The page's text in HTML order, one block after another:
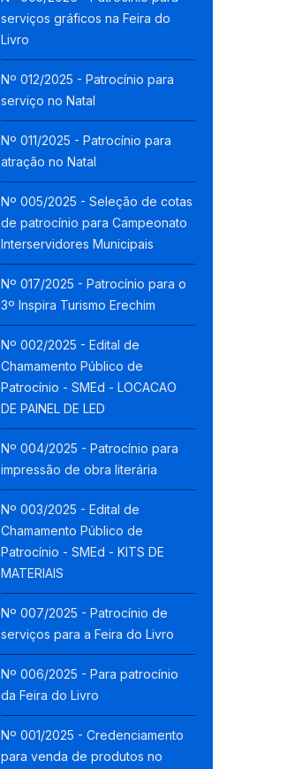
serviços gráficos na Feira do
Livro
Nº 012/2025 - Patrocínio para
serviço no Natal
Nº 011/2025 - Patrocínio para
atração no Natal
Nº 005/2025 - Seleção de cotas
de patrocínio para Campeonato
Interservidores Municipais
Nº 017/2025 - Patrocínio para o
3º Inspira Turismo Erechim
Nº 002/2025 - Edital de
Chamamento Público de
Patrocínio - SMEd - LOCACAO
DE PAINEL DE LED
Nº 004/2025 - Patrocínio para
impressão de obra literária
Nº 003/2025 - Edital de
Chamamento Público de
Patrocínio - SMEd - KITS DE
MATERIAIS
Nº 007/2025 - Patrocínio de
serviços para a Feira do Livro
Nº 006/2025 - Para patrocínio
da Feira do Livro
Nº 001/2025 - Credenciamento
para venda de produtos no